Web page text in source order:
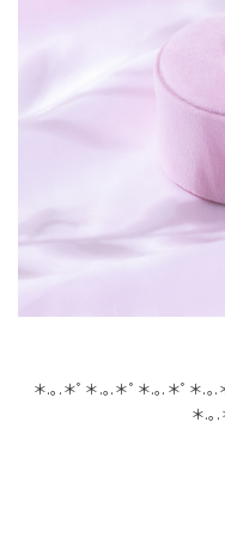
＊.｡.＊ﾟ＊.｡.＊ﾟ＊.｡.＊ﾟ＊.｡
＊.｡.